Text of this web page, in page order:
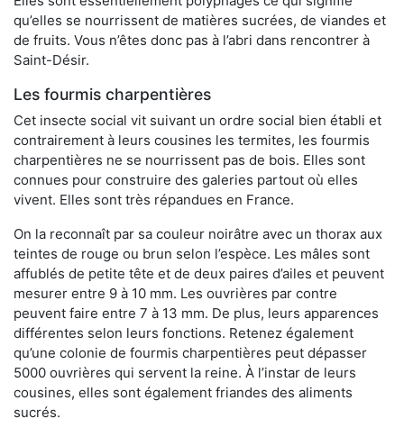
qu’elles se nourrissent de matières sucrées, de viandes et
de fruits. Vous n’êtes donc pas à l’abri dans rencontrer à
Saint-Désir.
Les fourmis charpentières
Cet insecte social vit suivant un ordre social bien établi et
contrairement à leurs cousines les termites, les fourmis
charpentières ne se nourrissent pas de bois. Elles sont
connues pour construire des galeries partout où elles
vivent. Elles sont très répandues en France.
On la reconnaît par sa couleur noirâtre avec un thorax aux
teintes de rouge ou brun selon l’espèce. Les mâles sont
affublés de petite tête et de deux paires d’ailes et peuvent
mesurer entre 9 à 10 mm. Les ouvrières par contre
peuvent faire entre 7 à 13 mm. De plus, leurs apparences
différentes selon leurs fonctions. Retenez également
qu’une colonie de fourmis charpentières peut dépasser
5000 ouvrières qui servent la reine. À l’instar de leurs
cousines, elles sont également friandes des aliments
sucrés.